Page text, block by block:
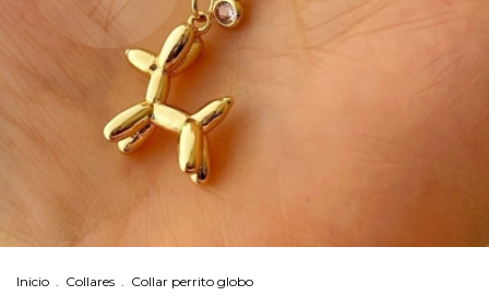
Inicio . Collares . Collar perrito globo